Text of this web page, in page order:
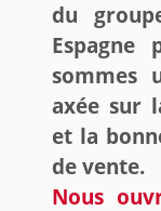
du
Espagne
sommes
axée sur
et la
de vente.
Nous